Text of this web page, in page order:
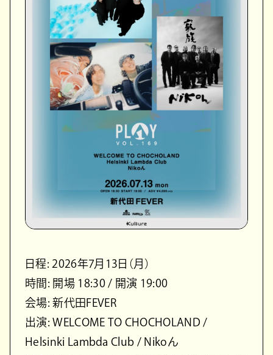
日程: 2026年7月13日（月）
時間: 開場 18:30 / 開演 19:00
会場: 新代田FEVER
出演: WELCOME TO CHOCHOLAND /
Helsinki Lambda Club / Nikoん